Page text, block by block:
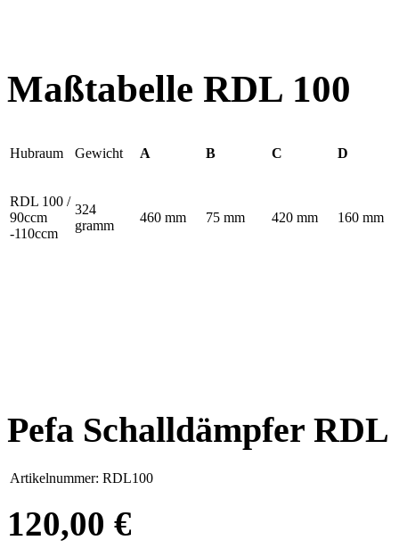
Maßtabelle RDL 100
Hubraum Gewicht A B C D
RDL 100 /
90ccm
-110ccm
324
gramm
460 mm 75 mm 420 mm 160 mm
Pefa Schalldämpfer RDL
Artikelnummer: RDL100
120,00 €